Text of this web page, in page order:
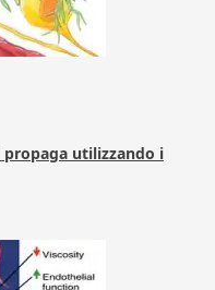
propaga utilizzando i